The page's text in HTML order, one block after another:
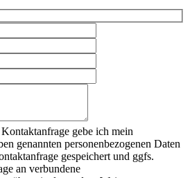
gebe ich mein
genannten personenbezogenen Daten
gespeichert und ggfs.
an verbundene